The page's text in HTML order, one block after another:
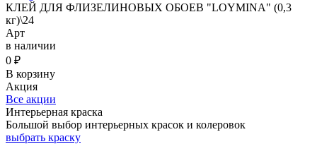
КЛЕЙ ДЛЯ ФЛИЗЕЛИНОВЫХ ОБОЕВ "LOYMINA" (0,3
кг)\24
Арт
в наличии
0 ₽
В корзину
Акция
Все акции
Интерьерная краска
Большой выбор интерьерных красок и колеровок
выбрать краску